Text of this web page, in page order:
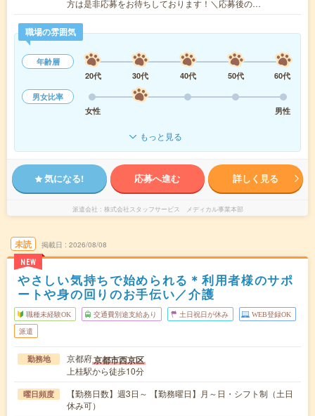
方は是非応募をお待ちしております！＼応募後の…
職場の雰囲気
年齢層
20代
30代 40代 50代
60代
男女比率
女性
男性
もっと見る
気になる! 応募へ進む 詳しく見る
派遣会社 株式会社スタッフサービス メディカル事業本部
未読
NEW
掲載日 2026/08/08
やさしい気持ちで始められる＊利用者様のサポ
ートや身の回りのお手伝い／介護
職種未経験OK 交通費別途支給あり 土日祝日が休み WEB登録OK
派遣
勤務地 京都府京都市西京区
上桂駅から徒歩10分
曜日頻度
【勤務日数】週3日～ 【勤務曜日】月～日・シフト制（土日
休み可）